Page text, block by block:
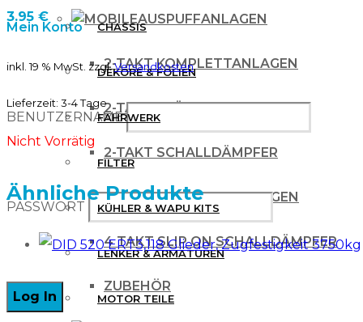
AUSPUFFANLAGEN
2-TAKT KOMPLETTANLAGEN
2-TAKT KRÜMMER
2-TAKT SCHALLDÄMPFER
4 TAKT KOMPLETTANLAGEN
4 TAKT SLIP ON SCHALLDÄMPFER
ZUBEHÖR
Mein Konto
BENUTZERNAME
PASSWORT
CHASSIS
DEKORE & FOLIEN
FAHRWERK
FILTER
KÜHLER & WAPU KITS
LENKER & ARMATUREN
MOTOR TEILE
3.95 €
inkl. 19 % MwSt. zzgl.Versandkosten
Lieferzeit: 3-4 Tage
Nicht Vorrätig
Ähnliche Produkte